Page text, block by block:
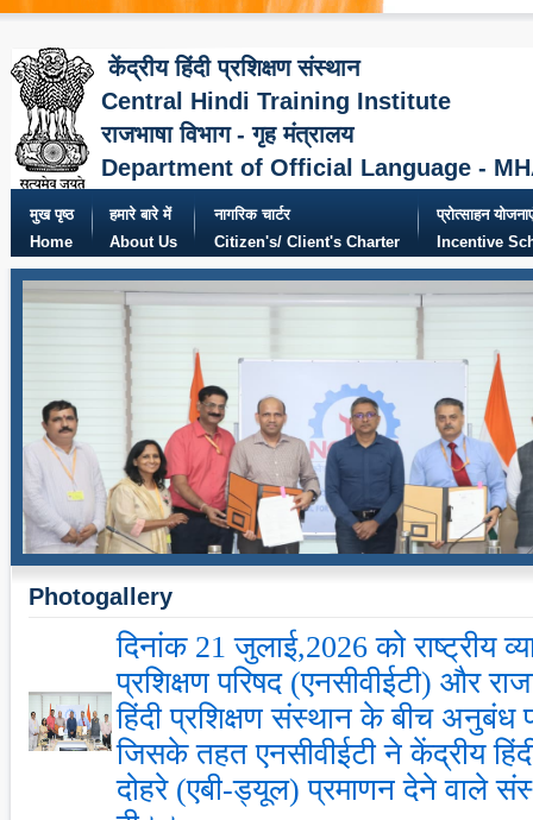
केंद्रीय हिंदी प्रशिक्षण संस्थान
Central Hindi Training Institute
राजभाषा विभाग - गृह मंत्रालय
Department of Official Language -
मुख पृष्ठ
Home
हमारे बारे में
About Us
नागरिक चार्टर
Citizen's/ Client's Charter
प्रोत्साहन
Incentive
दिनांक 14-15 सितंबर,
मंत्रालय द्वारा
सेंटर में पांचवां अखिल
दिवस-2025 के अवसर
संस्थान, नई दिल्ली
हुए ।
Photogallery
दिनांक 21 जुलाई,2026 को राष्ट्रीय
प्रशिक्षण परिषद (एनसीवीईटी) और
हिंदी प्रशिक्षण संस्थान के बीच अनुबंध
जिसके तहत एनसीवीईटी ने केंद्रीय
दोहरे (एबी-ड्यूल) प्रमाणन देने वाले